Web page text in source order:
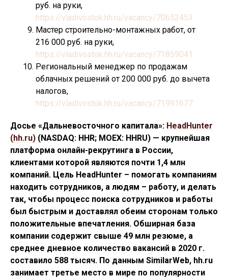
руб. на руки,
https://vladivostok.hh.ru/vacancy/70652453
Мастер строительно-монтажных работ, от
216 000 руб. на руки,
https://vladivostok.hh.ru/vacancy/71859041
Региональный менеджер по продажам
облачных решений от 200 000 руб. до вычета
налогов,
https://vladivostok.hh.ru/vacancy/71991677
Досье «Дальневосточного капитала»: HeadHunter
(hh.ru) (NASDAQ: HHR; MOEX: HHRU) — крупнейшая
платформа онлайн-рекрутинга в России,
клиентами которой являются почти 1,4 млн
компаний. Цель HeadHunter – помогать компаниям
находить сотрудников, а людям – работу, и делать
так, чтобы процесс поиска сотрудников и работы
был быстрым и доставлял обеим сторонам только
положительные впечатления. Обширная база
компании содержит свыше 49 млн резюме, а
среднее дневное количество вакансий в 2020 г.
составило 588 тысяч. По данным SimilarWeb, hh.ru
занимает третье место в мире по популярности